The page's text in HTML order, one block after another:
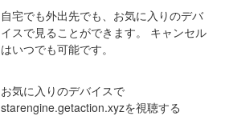
自宅でも外出先でも、お気に入りのデバ
イスで見ることができます。 キャンセル
はいつでも可能です。
お気に入りのデバイスで
starengine.getaction.xyzを視聴する